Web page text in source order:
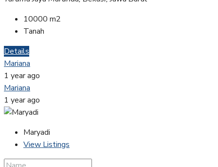
10000 m2
Tanah
Details
Mariana
1 year ago
Mariana
1 year ago
Maryadi
View Listings